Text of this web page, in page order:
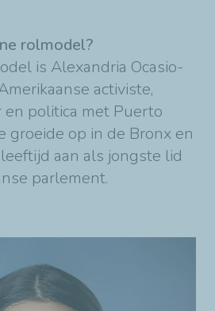
rolmodel?
is Alexandria Ocasio-
activiste,
politica met Puerto
groeide op in de Bronx en
aan als jongste lid
parlement.